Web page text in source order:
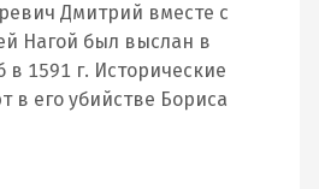
Дмитрий вместе с
Нагой был выслан в
в 1591 г. Исторические
в его убийстве Бориса